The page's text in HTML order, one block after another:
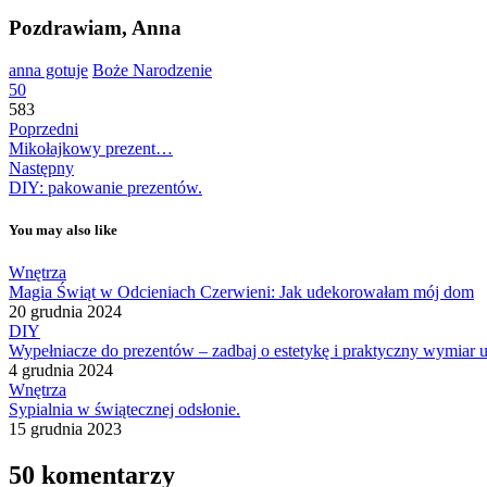
Pozdrawiam, Anna
anna gotuje Boże Narodzenie
50
583
Poprzedni
Mikołajkowy prezent…
Następny
DIY: pakowanie prezentów.
You may also like
Wnętrza
Magia Świąt w Odcieniach Czerwieni: Jak udekorowałam mój dom
20 grudnia 2024
DIY
Wypełniacze do prezentów – zadbaj o estetykę i praktyczny wymiar
4 grudnia 2024
Wnętrza
Sypialnia w świątecznej odsłonie.
15 grudnia 2023
50 komentarzy